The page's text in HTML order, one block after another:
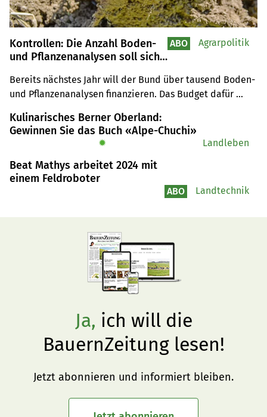
Kontrollen: Die Anzahl Boden-
und Pflanzenanalysen soll sich
Bereits nächstes Jahr will der Bund über tausend Boden-
und Pflanzenanalysen finanzieren. Das Budget dafür
ABO Agrarpolitik
Kulinarisches Berner Oberland:
Gewinnen Sie das Buch «Alpe-Chuchi»
✹ Landleben
Beat Mathys arbeitet 2024 mit
einem Feldroboter
ABO Landtechnik
Ja, ich will die
BauernZeitung lesen!
Jetzt abonnieren und informiert bleiben.